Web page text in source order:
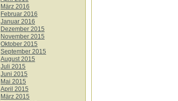
März 2016
Februar 2016
Januar 2016
Dezember 2015
November 2015
Oktober 2015
September 2015
August 2015
Juli 2015
Juni 2015
Mai 2015
April 2015
März 2015